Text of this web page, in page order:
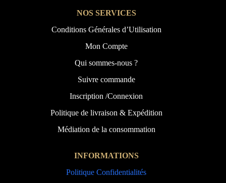
NOS SERVICES
Conditions Générales d’Utilisation
Mon Compte
Qui sommes-nous ?
Suivre commande
Inscription /Connexion
Politique de livraison & Expédition
Médiation de la consommation
INFORMATIONS
Politique Confidentialités